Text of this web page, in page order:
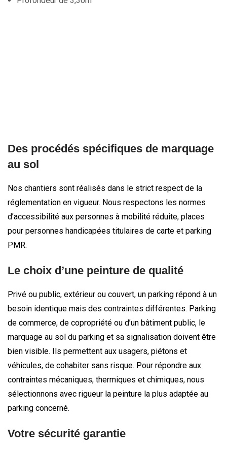
Des procédés spécifiques de marquage
au sol
Nos chantiers sont réalisés dans le strict respect de la
réglementation en vigueur. Nous respectons les normes
d’accessibilité aux personnes à mobilité réduite, places
pour personnes handicapées titulaires de carte et parking
PMR.
Le choix d’une peinture de qualité
Privé ou public, extérieur ou couvert, un parking répond à un
besoin identique mais des contraintes différentes. Parking
de commerce, de copropriété ou d’un bâtiment public, le
marquage au sol du parking et sa signalisation doivent être
bien visible. Ils permettent aux usagers, piétons et
véhicules, de cohabiter sans risque. Pour répondre aux
contraintes mécaniques, thermiques et chimiques, nous
sélectionnons avec rigueur la peinture la plus adaptée au
parking concerné.
Votre sécurité garantie